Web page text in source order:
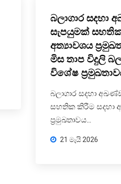
බලාගාර
සැපයුමක්
අත්‍යාවශය
මිස තාප විදුලි
විශේෂ
බලාගාර සදහා
සහතික කිරීම සදහා
ප්‍රමුඛතාවය...
21 මැයි 2026